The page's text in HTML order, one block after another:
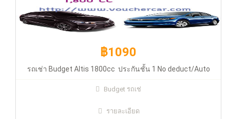
฿1090
รถเช่า Budget Altis 1800cc ประกันชั้น 1 No deduct/Auto
Budget รถเช่
รายละเอียด
฿1590